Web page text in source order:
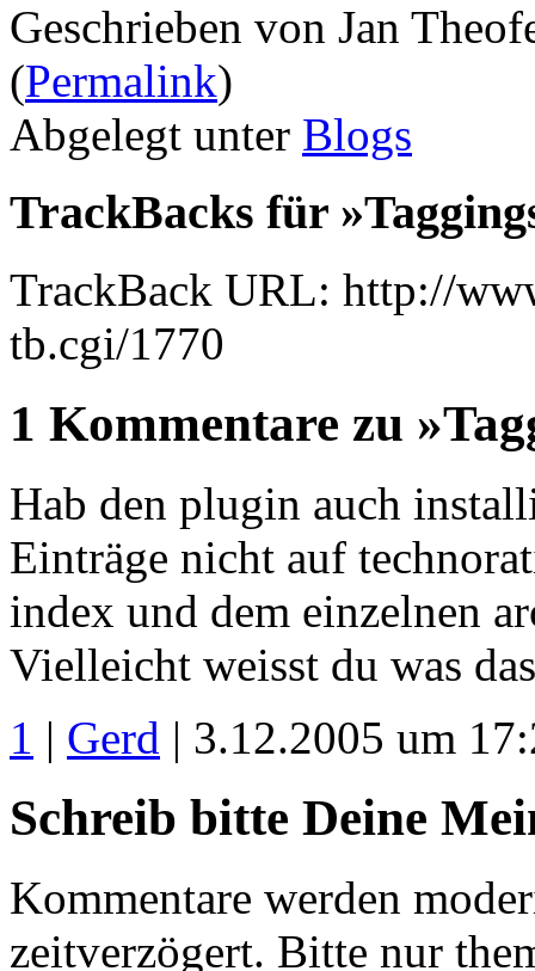
Geschrieben von Jan
(Permalink)
Abgelegt unter Blogs
TrackBacks für
TrackBack URL: http://
tb.cgi/1770
1 Kommentare zu
Hab den plugin auch
Einträge nicht auf
index und dem einzelnen
Vielleicht weisst du was
1 | Gerd | 3.12.2005 um
Schreib bitte Deine
Kommentare werden
zeitverzögert. Bitte nur